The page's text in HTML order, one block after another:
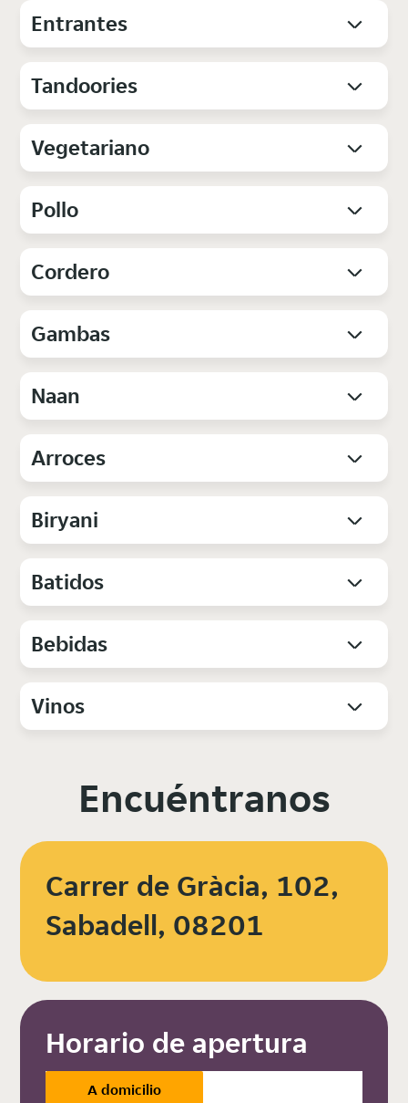
Entrantes
Tandoories
Vegetariano
Pollo
Cordero
Gambas
Naan
Arroces
Biryani
Batidos
Bebidas
Vinos
Encuéntranos
Carrer de Gràcia, 102,
Sabadell, 08201
Horario de apertura
A domicilio